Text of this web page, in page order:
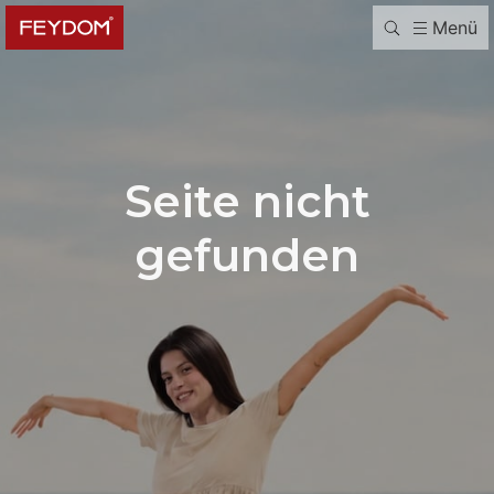
Menü
Seite nicht
gefunden